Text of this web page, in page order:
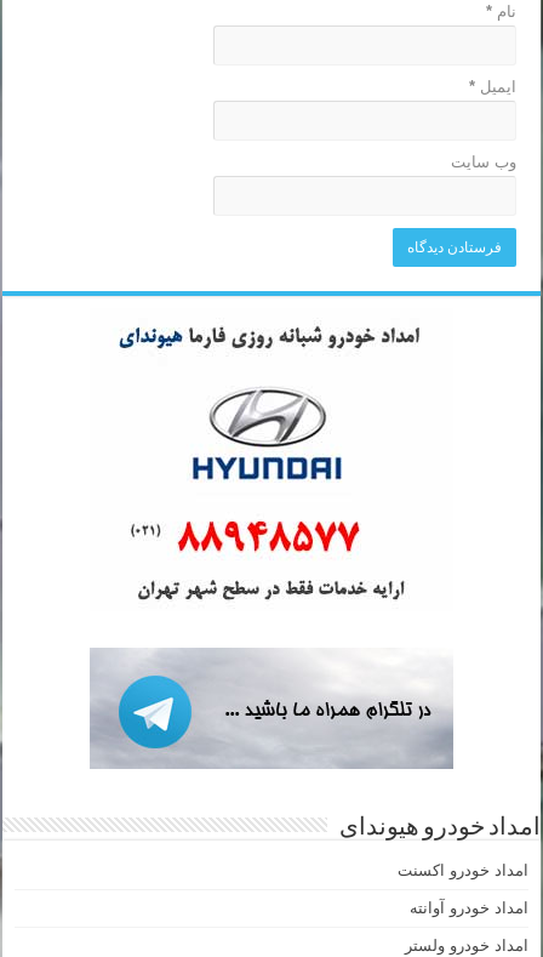
نام*
ایمیل*
وب‌ سایت
امداد خودرو هیوندای
امداد خودرو اکسنت
امداد خودرو آوانته
امداد خودرو ولستر